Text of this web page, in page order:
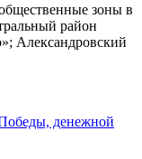
зоны в
район
Александровский
денежной